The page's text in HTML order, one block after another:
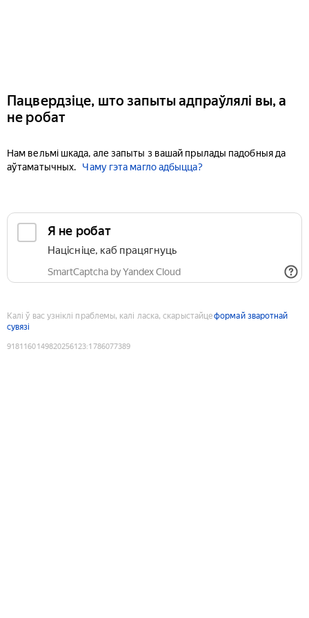
Пацвердзіце, што запыты адпраўлялі вы, а
не робат
Нам вельмі шкада, але запыты з вашай прылады падобныя да
аўтаматычных.
Чаму гэта магло адбыцца?
Я не робат
Націсніце, каб працягнуць
SmartCaptcha by Yandex Cloud
Калі ў вас узніклі праблемы, калі ласка, скарыстайцеформай зваротнай
сувязі
9181160149820256123:1786077389